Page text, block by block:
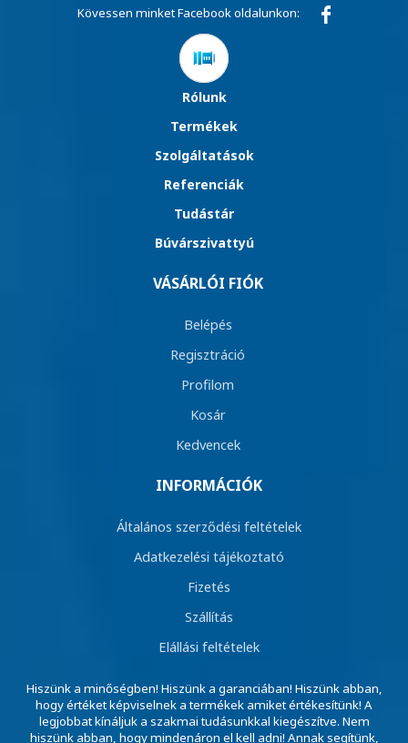
Kövessen minket Facebook oldalunkon:
Rólunk
Termékek
Szolgáltatások
Referenciák
Tudástár
Búvárszivattyú
VÁSÁRLÓI FIÓK
Belépés
Regisztráció
Profilom
Kosár
Kedvencek
INFORMÁCIÓK
Általános szerződési feltételek
Adatkezelési tájékoztató
Fizetés
Szállítás
Elállási feltételek
Hiszünk a minőségben! Hiszünk a garanciában! Hiszünk abban,
hogy értéket képviselnek a termékek amiket értékesítünk! A
legjobbat kínáljuk a szakmai tudásunkkal kiegészítve. Nem
hiszünk abban, hogy mindenáron el kell adni! Annak segítünk,